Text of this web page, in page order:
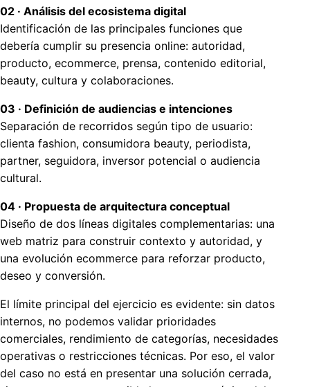
02 · Análisis del ecosistema digital
Identificación de las principales funciones que
debería cumplir su presencia online: autoridad,
producto, ecommerce, prensa, contenido editorial,
beauty, cultura y colaboraciones.
03 · Definición de audiencias e intenciones
Separación de recorridos según tipo de usuario:
clienta fashion, consumidora beauty, periodista,
partner, seguidora, inversor potencial o audiencia
cultural.
04 · Propuesta de arquitectura conceptual
Diseño de dos líneas digitales complementarias: una
web matriz para construir contexto y autoridad, y
una evolución ecommerce para reforzar producto,
deseo y conversión.
El límite principal del ejercicio es evidente: sin datos
internos, no podemos validar prioridades
comerciales, rendimiento de categorías, necesidades
operativas o restricciones técnicas. Por eso, el valor
del caso no está en presentar una solución cerrada,